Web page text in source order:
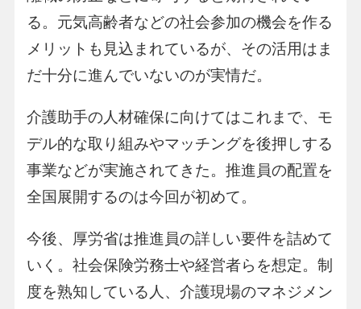
る。元気高齢者などの社会参加の機会を作る
メリットも見込まれているが、その活用はま
だ十分に進んでいないのが実情だ。
介護助手の人材確保に向けてはこれまで、モ
デル的な取り組みやマッチングを後押しする
事業などが実施されてきた。推進員の配置を
全国展開するのは今回が初めて。
今後、厚労省は推進員の詳しい要件を詰めて
いく。社会保険労務士や経営者らを想定。制
度を熟知している人、介護現場のマネジメン